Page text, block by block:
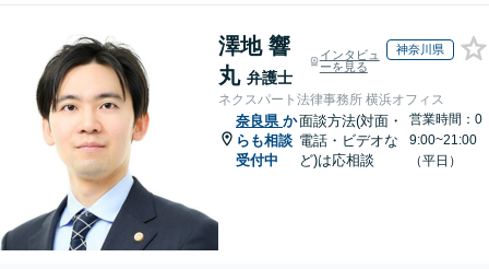
澤地 響
丸 弁護士
インタビュ
ーを見る
神奈川県
ネクスパート法律事務所 横浜オフィス
奈良県 か
らも相談
受付中
面談方法(対面・
電話・ビデオな
ど)は応相談
営業時間：0
9:00~21:00
（平日）